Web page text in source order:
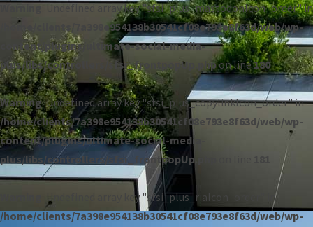
: Undefined array key "sfsi_plus_mastodonIcon_order" in
/home/clients/7a398e954138b30541cf08e793e8f63d/web/wp-
content/plugins/ultimate-social-media-
plus/libs/controllers/sfsi_frontpopUp.phpon line180
Warning: Undefined array key "sfsi_plus_copylinkIcon_order" in
/home/clients/7a398e954138b30541cf08e793e8f63d/web/wp-
content/plugins/ultimate-social-media-
plus/libs/controllers/sfsi_frontpopUp.php
: Undefined array key "sfsi_plus_riaIcon_order" in
/home/clients/7a398e954138b30541cf08e793e8f63d/web/wp-